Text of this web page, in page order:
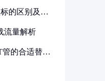
的区别及其
流量解析
管的合适替代